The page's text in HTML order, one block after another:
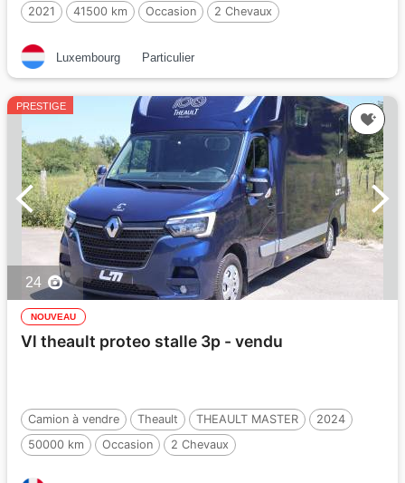
2021
41500 km Occasion 2 Chevaux
Luxembourg Particulier
PRESTIGE
24
NOUVEAU
Vl theault proteo stalle 3p - vendu
Camion à vendre Theault THEAULT MASTER
2024
50000 km
Occasion 2 Chevaux